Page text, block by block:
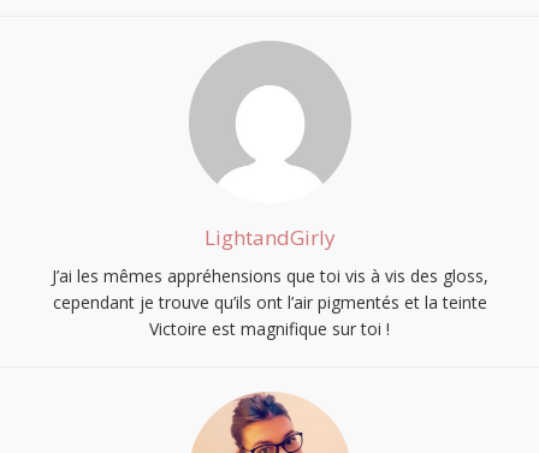
LightandGirly
J’ai les mêmes appréhensions que toi vis à vis des gloss,
cependant je trouve qu’ils ont l’air pigmentés et la teinte
Victoire est magnifique sur toi !